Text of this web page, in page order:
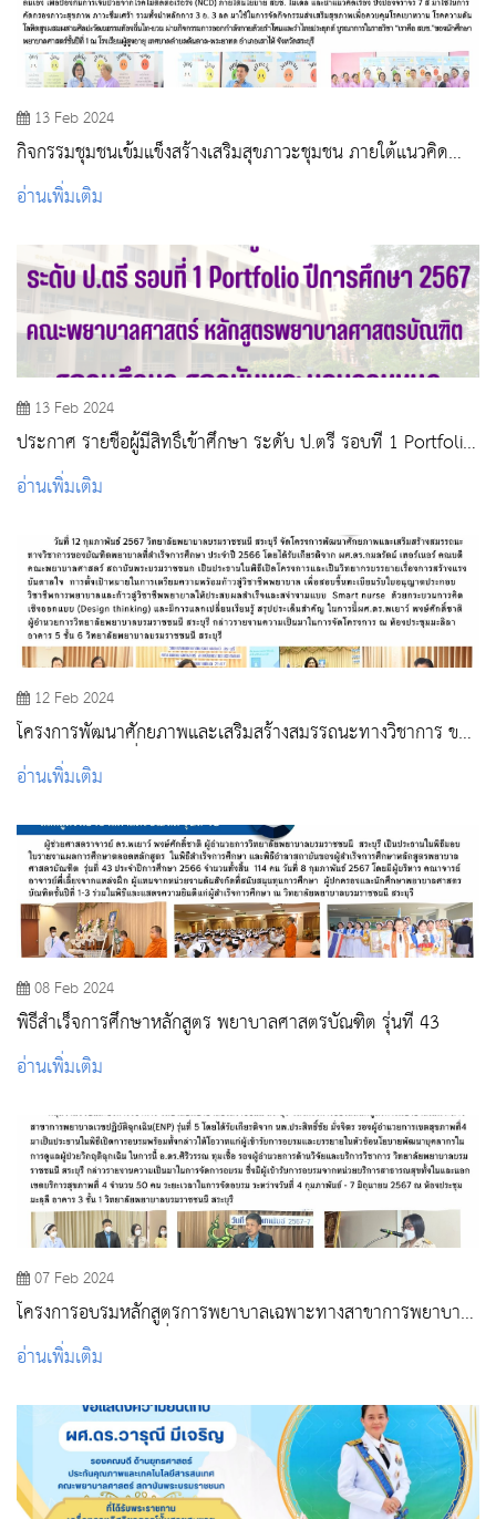
13 Feb 2024
กิจกรรมชุมชนเข้มแข็งสร้างเสริมสุขภาวะชุมชน ภายใต้แนวคิด
สบช. โมเดล ปิงปอง จราจร 7 สี 1 วิทยาลัย 1 ชุมชน
อ่านเพิ่มเติม
13 Feb 2024
ประกาศ รายชื่อผู้มีสิทธิ์เข้าศึกษา ระดับ ป.ตรี รอบที่ 1 Portfolio
ปีการศึกษา 2567
อ่านเพิ่มเติม
12 Feb 2024
โครงการพัฒนาศักยภาพและเสริมสร้างสมรรถนะทางวิชาการ ของ
บัณฑิตพยาบาลที่สำเร็จการศึกษา ประจำปี 2566
อ่านเพิ่มเติม
08 Feb 2024
พิธีสำเร็จการศึกษาหลักสูตร พยาบาลศาสตรบัณฑิต รุ่นที่ 43
อ่านเพิ่มเติม
07 Feb 2024
โครงการอบรมหลักสูตรการพยาบาลเฉพาะทางสาขาการพยาบาล
เวชปฏิบัติฉุกเฉิน รุ่นที่ 5
อ่านเพิ่มเติม